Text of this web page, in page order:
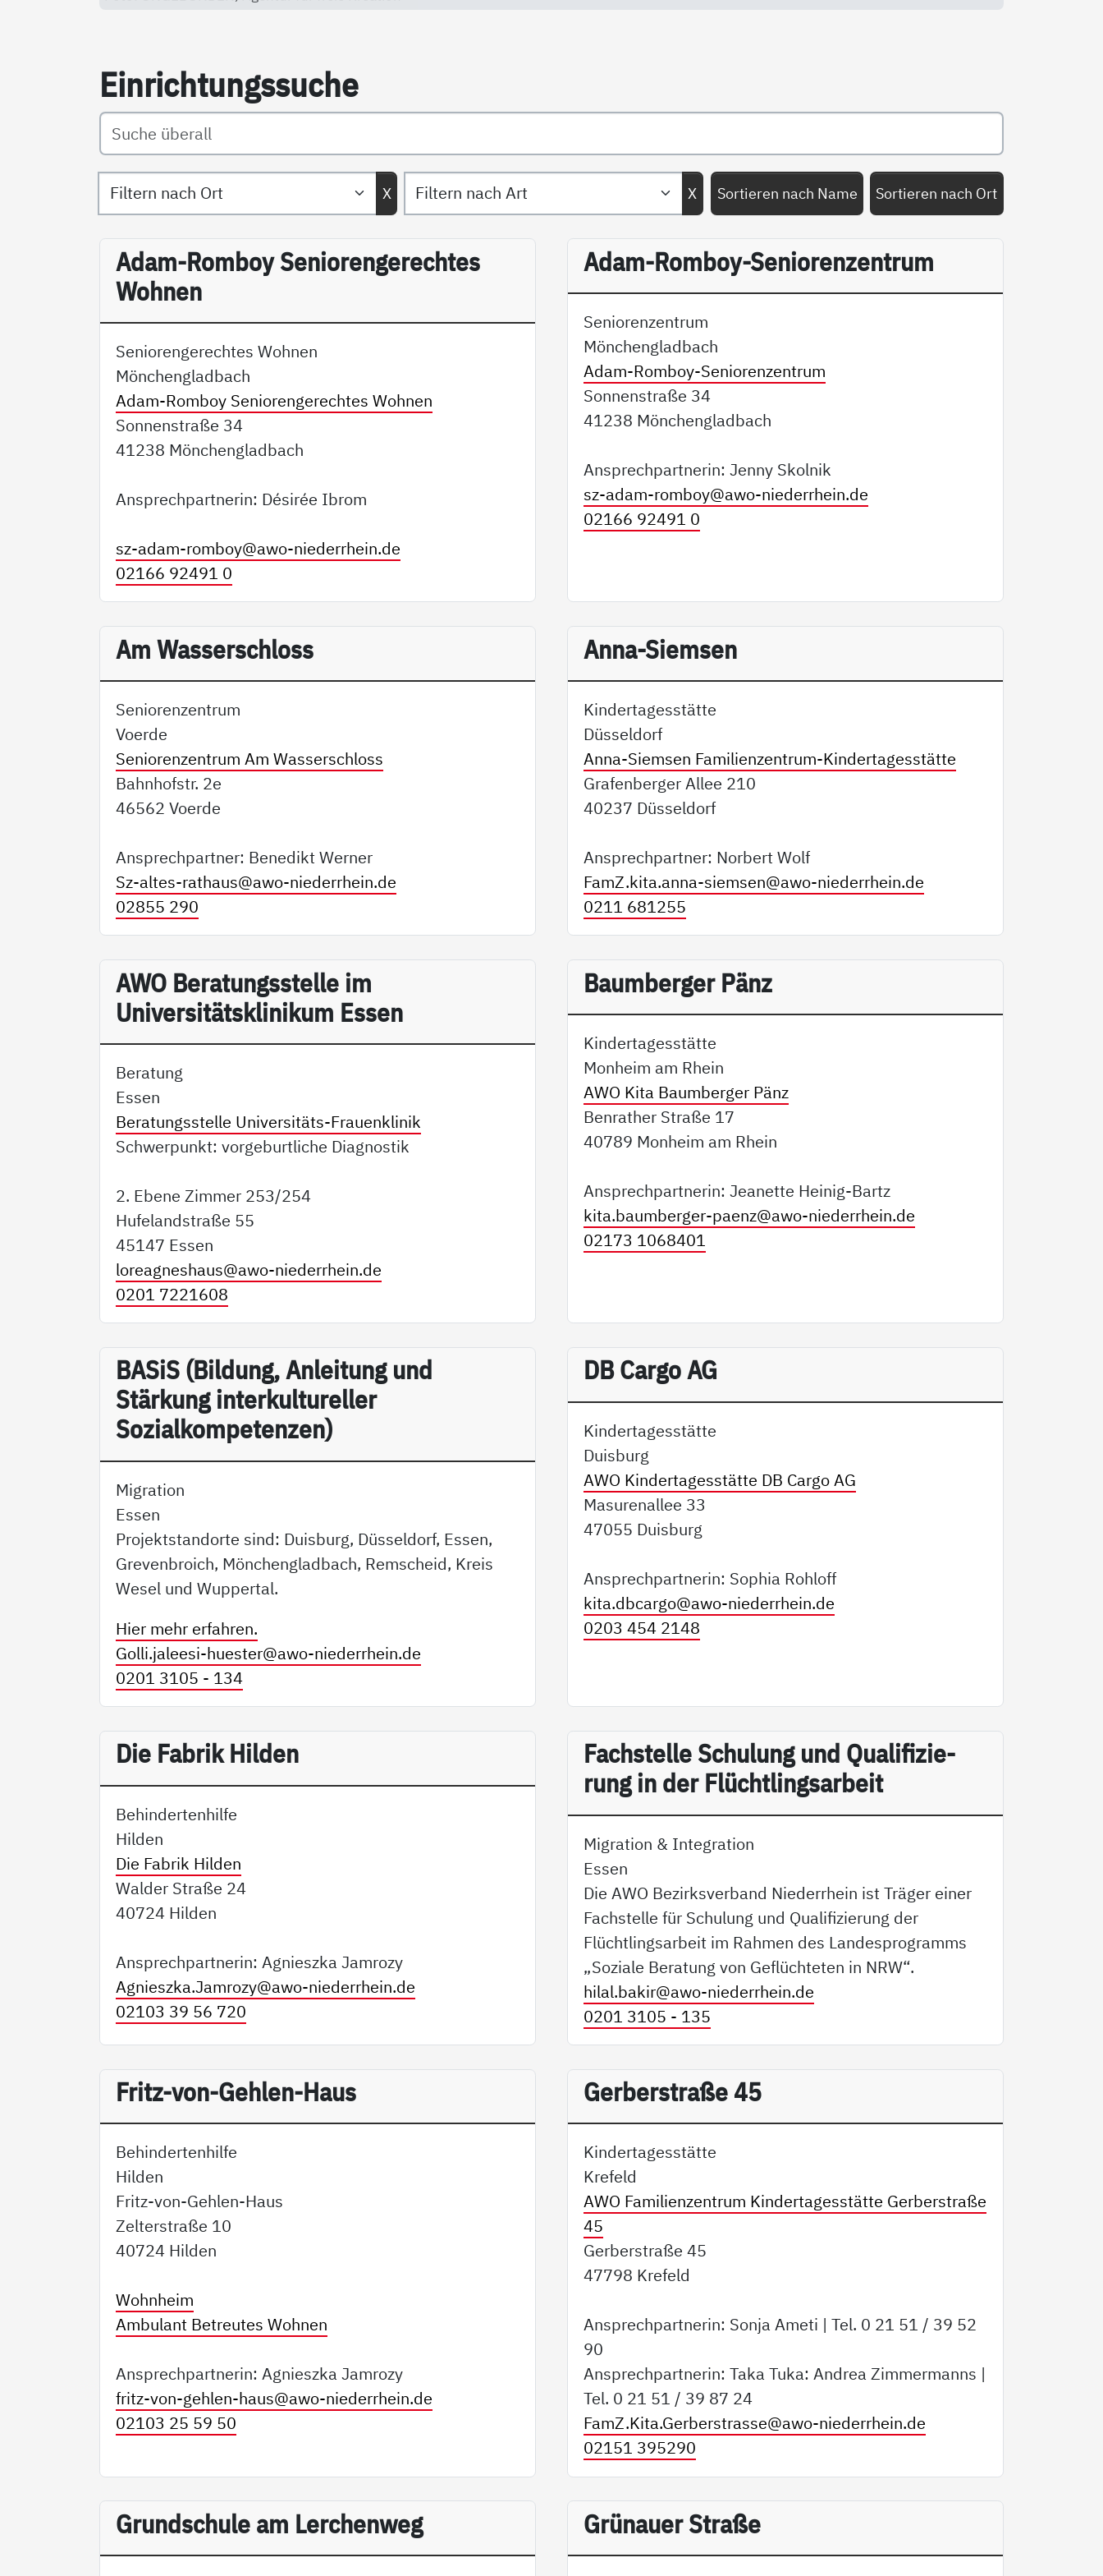
Ein­rich­tungs­su­che
Filtern nach Ort X
Filtern nach Art X Sortieren nach Name Sortieren nach Ort
Adam-Romboy Seniorengerechtes
Wohnen
Seniorengerechtes Wohnen
Mönchengladbach
Adam-Romboy Seniorengerechtes Wohnen
Sonnenstraße 34
41238 Mönchengladbach
Ansprechpartnerin: Désirée Ibrom
sz-adam-romboy@awo-niederrhein.de
02166 92491 0
Adam-Romboy-Seniorenzentrum
Seniorenzentrum
Mönchengladbach
Adam-Romboy-Seniorenzentrum
Sonnenstraße 34
41238 Mönchengladbach
Ansprechpartnerin: Jenny Skolnik
sz-adam-romboy@awo-niederrhein.de
02166 92491 0
Am Wasserschloss
Seniorenzentrum
Voerde
Seniorenzentrum Am Wasserschloss
Bahnhofstr. 2e
46562 Voerde
Ansprechpartner: Benedikt Werner
Sz-altes-rathaus@awo-niederrhein.de
02855 290
Anna-Siemsen
Kindertagesstätte
Düsseldorf
Anna-Siemsen Familienzentrum-Kindertagesstätte
Grafenberger Allee 210
40237 Düsseldorf
Ansprechpartner: Norbert Wolf
FamZ.kita.anna-siemsen@awo-niederrhein.de
0211 681255
AWO Beratungsstelle im
Universitätsklinikum Essen
Beratung
Essen
Beratungsstelle Universitäts-Frauenklinik
Schwerpunkt: vorgeburtliche Diagnostik
2. Ebene Zimmer 253/254
Hufelandstraße 55
45147 Essen
loreagneshaus@awo-niederrhein.de
0201 7221608
Baumberger Pänz
Kindertagesstätte
Monheim am Rhein
AWO Kita Baumberger Pänz
Benrather Straße 17
40789 Monheim am Rhein
Ansprechpartnerin: Jeanette Heinig-Bartz
kita.baumberger-paenz@awo-niederrhein.de
02173 1068401
BA­SiS (Bildung, Anleitung und
Stärkung interkultureller
Sozialkompetenzen)
Migration
Essen
Projektstandorte sind: Duisburg, Düsseldorf, Essen,
Grevenbroich, Mönchengladbach, Remscheid, Kreis
Wesel und Wuppertal.
Hier mehr erfahren.
Golli.jaleesi-huester@awo-niederrhein.de
0201 3105 - 134
DB Cargo AG
Kindertagesstätte
Duisburg
AWO Kindertagesstätte DB Cargo AG
Masurenallee 33
47055 Duisburg
Ansprechpartnerin: Sophia Rohloff
kita.dbcargo@awo-niederrhein.de
0203 454 2148
Die Fabrik Hilden
Behindertenhilfe
Hilden
Die Fabrik Hilden
Walder Straße 24
40724 Hilden
Ansprechpartnerin: Agnieszka Jamrozy
Agnieszka.Jamrozy@awo-niederrhein.de
02103 39 56 720
Fach­s­tel­le Schu­lung und Qua­li­fi­zie­
rung in der Flücht­lings­ar­beit
Migration & Integration
Essen
Die AWO Bezirksverband Niederrhein ist Träger einer
Fachstelle für Schulung und Qualifizierung der
Flüchtlingsarbeit im Rahmen des Landesprogramms
„Soziale Beratung von Geflüchteten in NRW“.
hilal.bakir@awo-niederrhein.de
0201 3105 - 135
Fritz-von-Gehlen-Haus
Behindertenhilfe
Hilden
Fritz-von-Gehlen-Haus
Zelterstraße 10
40724 Hilden
Wohnheim
Ambulant Betreutes Wohnen
Ansprechpartnerin: Agnieszka Jamrozy
fritz-von-gehlen-haus@awo-niederrhein.de
02103 25 59 50
Gerberstraße 45
Kindertagesstätte
Krefeld
AWO Familienzentrum Kindertagesstätte Gerberstraße
45
Gerberstraße 45
47798 Krefeld
Ansprechpartnerin: Sonja Ameti | Tel. 0 21 51 / 39 52
90
Ansprechpartnerin: Taka Tuka: Andrea Zimmermanns |
Tel. 0 21 51 / 39 87 24
FamZ.Kita.Gerberstrasse@awo-niederrhein.de
02151 395290
Grundschule am Lerchenweg Grünauer Straße